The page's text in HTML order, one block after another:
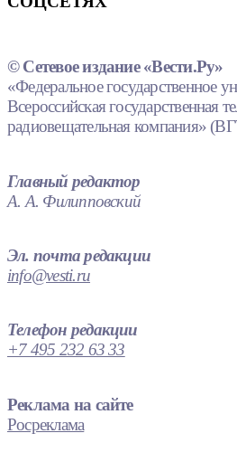
© Сетевое издание «Вести.Ру»
«Федеральное государственное
Всероссийская государственная
радиовещательная компания»
Главный редактор
А. А. Филипповский
Эл. почта редакции
info@vesti.ru
Телефон редакции
+7 495 232 63 33
Реклама на сайте
Росреклама